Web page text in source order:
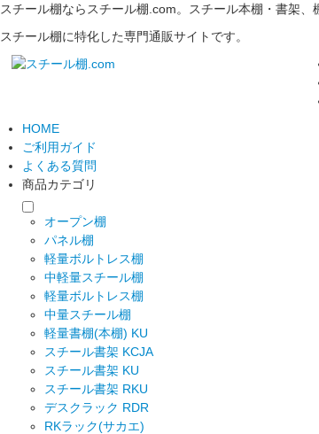
スチール棚ならスチール棚.com。スチール本棚・書架
スチール棚に特化した専門通販サイトです。
HOME
ご利用ガイド
よくある質問
商品カテゴリ
オープン棚
パネル棚
軽量ボルトレス棚
中軽量スチール棚
軽量ボルトレス棚
中量スチール棚
軽量書棚(本棚) KU
スチール書架 KCJA
スチール書架 KU
スチール書架 RKU
デスクラック RDR
RKラック(サカエ)